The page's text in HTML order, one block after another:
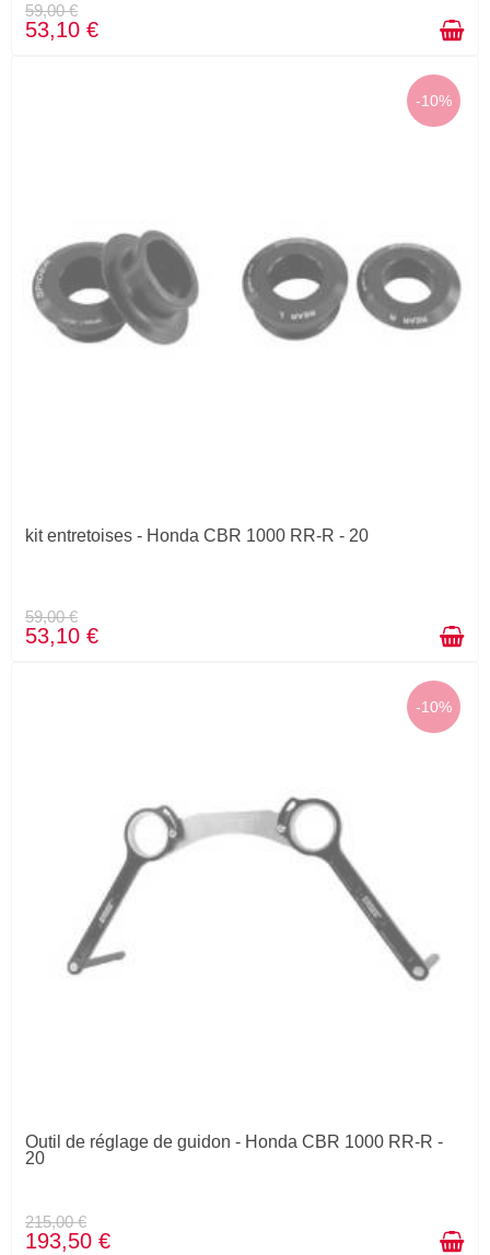
59,00 €
53,10 €
-10%
kit entretoises - Honda CBR 1000 RR-R - 20
59,00 €
53,10 €
-10%
Outil de réglage de guidon - Honda CBR 1000 RR-R -
20
215,00 €
193,50 €